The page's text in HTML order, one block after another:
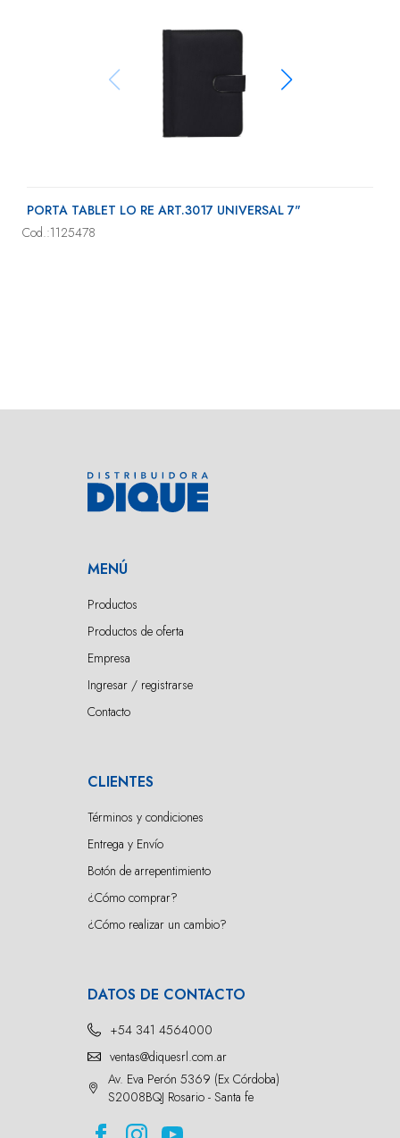
PORTA TABLET LO RE ART.3017 UNIVERSAL 7"
Cod.:1125478
MENÚ
Productos
Productos de oferta
Empresa
Ingresar / registrarse
Contacto
CLIENTES
Términos y condiciones
Entrega y Envío
Botón de arrepentimiento
¿Cómo comprar?
¿Cómo realizar un cambio?
DATOS DE CONTACTO
+54 341 4564000
ventas@diquesrl.com.ar
Av. Eva Perón 5369 (Ex Córdoba)
S2008BQJ Rosario - Santa fe